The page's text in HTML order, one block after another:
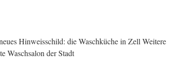
Hinweisschild: die Waschküche in Zell Weitere
Waschsalon der Stadt